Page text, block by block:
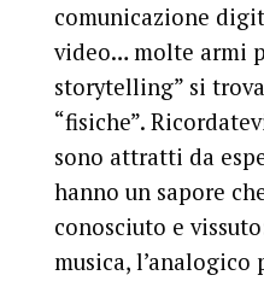
comunicazione
video… molte armi
storytelling” si
“fisiche”.
sono attratti da
hanno un sapore
conosciuto e
musica,